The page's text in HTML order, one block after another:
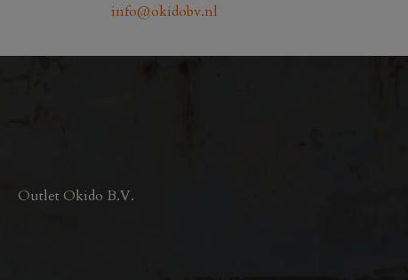
info@okidobv.nl
Outlet Okido B.V.